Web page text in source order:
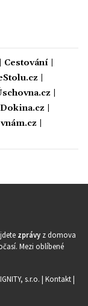
Cestování|
Dokina.cz
zprávy z domova
Mezi oblíbené
s.r.o. | Kontakt|